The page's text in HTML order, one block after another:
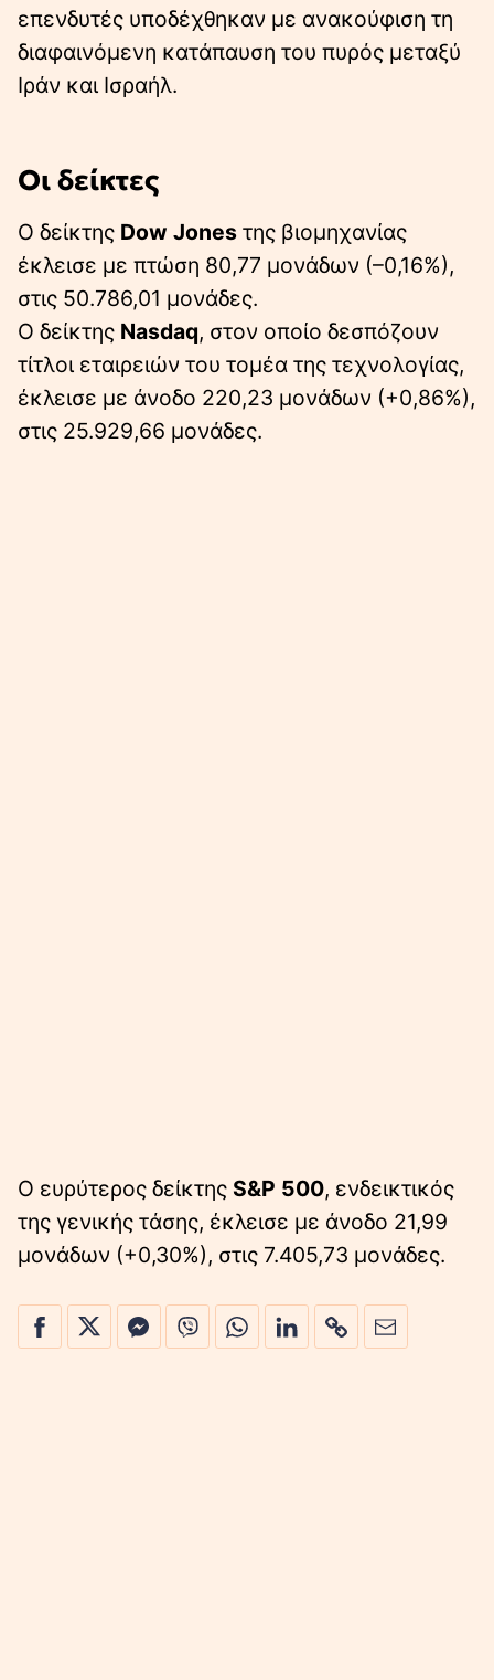
επενδυτές υποδέχθηκαν με ανακούφιση τη
διαφαινόμενη κατάπαυση του πυρός μεταξύ
Ιράν και Ισραήλ.
Οι δείκτες
Ο δείκτης Dow Jones της βιομηχανίας
έκλεισε με πτώση 80,77 μονάδων (–0,16%),
στις 50.786,01 μονάδες.
Ο δείκτης Nasdaq, στον οποίο δεσπόζουν
τίτλοι εταιρειών του τομέα της τεχνολογίας,
έκλεισε με άνοδο 220,23 μονάδων (+0,86%),
στις 25.929,66 μονάδες.
Ο ευρύτερος δείκτης S&P 500, ενδεικτικός
της γενικής τάσης, έκλεισε με άνοδο 21,99
μονάδων (+0,30%), στις 7.405,73 μονάδες.